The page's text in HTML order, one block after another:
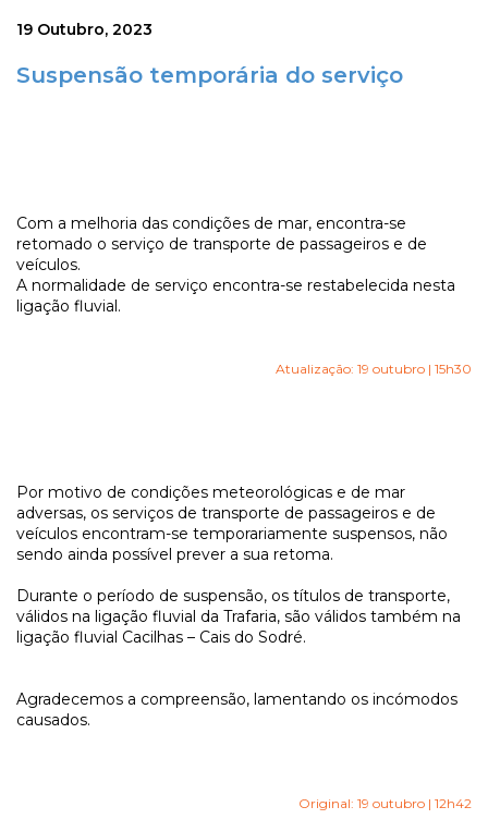
19 Outubro, 2023
Suspensão temporária do serviço
Com a melhoria das condições de mar, encontra-se
retomado o serviço de transporte de passageiros e de
veículos.
A normalidade de serviço encontra-se restabelecida nesta
ligação fluvial.
Atualização: 19 outubro | 15h30
Por motivo de condições meteorológicas e de mar
adversas, os serviços de transporte de passageiros e de
veículos encontram-se temporariamente suspensos, não
sendo ainda possível prever a sua retoma.
Durante o período de suspensão, os títulos de transporte,
válidos na ligação fluvial da Trafaria, são válidos também na
ligação fluvial Cacilhas – Cais do Sodré.
Agradecemos a compreensão, lamentando os incómodos
causados.
Original: 19 outubro | 12h42